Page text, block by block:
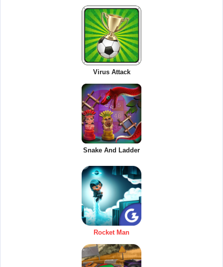
Virus Attack
Snake And Ladder
Rocket Man